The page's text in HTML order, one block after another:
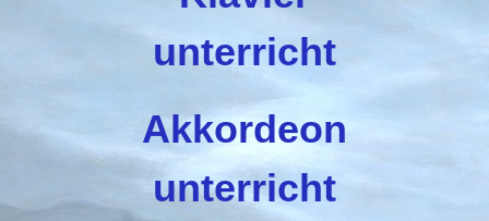
unterricht
Akkordeon
unterricht